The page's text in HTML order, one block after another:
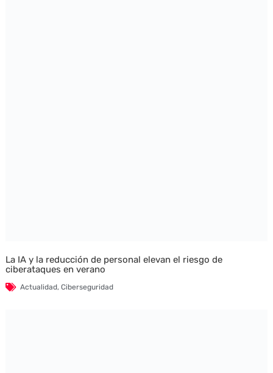
La IA y la reducción de personal elevan el riesgo de
ciberataques en verano
Actualidad, Ciberseguridad